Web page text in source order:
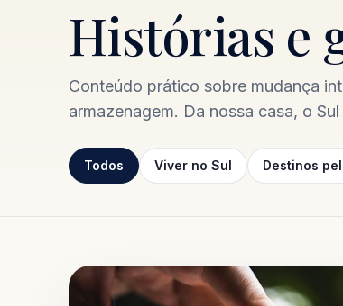
Histórias e
Conteúdo prático sobre mudança
armazenagem. Da nossa casa, o
Todos Viver no Sul Destinos